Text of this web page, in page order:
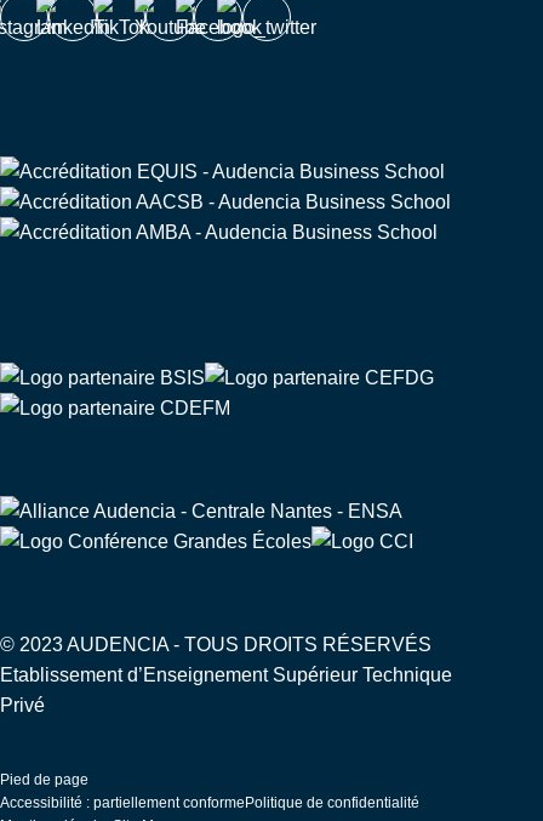
© 2023 AUDENCIA - TOUS DROITS RÉSERVÉS
Etablissement d’Enseignement Supérieur Technique
Privé
Pied de page
Accessibilité : partiellement conforme Politique de confidentialité